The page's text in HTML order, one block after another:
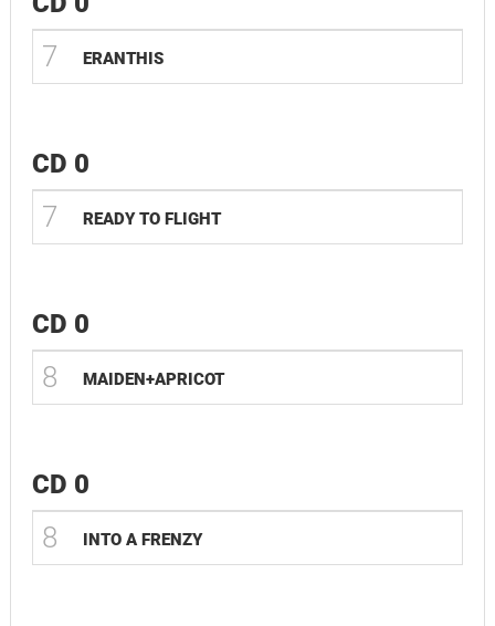
7 ERANTHIS
CD 0
7 READY TO FLIGHT
CD 0
8 MAIDEN+APRICOT
CD 0
8 INTO A FRENZY